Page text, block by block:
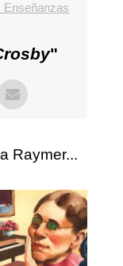
Enseñanzas
"
Raymer...